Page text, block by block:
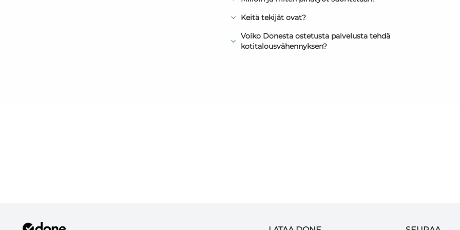
Keitä tekijät ovat?
Voiko Donesta ostetusta palvelusta tehdä
kotitalousvähennyksen?